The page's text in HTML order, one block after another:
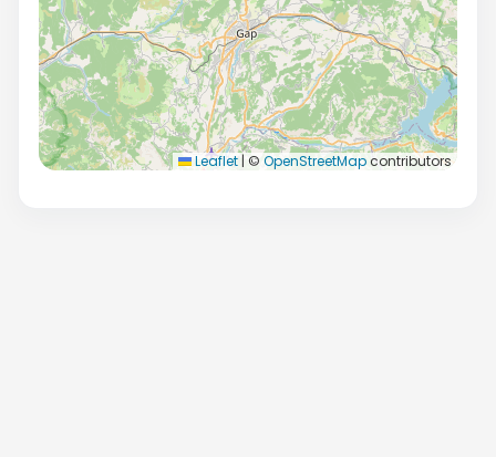
Leaflet | © OpenStreetMapcontributors